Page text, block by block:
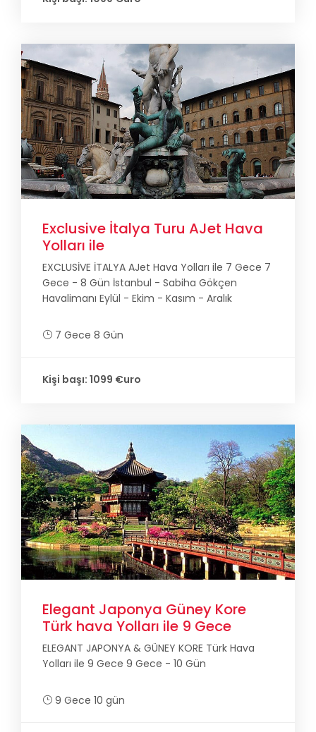
Exclusive İtalya Turu AJet Hava
Yolları ile
EXCLUSİVE İTALYA AJet Hava Yolları ile 7 Gece 7
Gece - 8 Gün İstanbul - Sabiha Gökçen
Havalimanı Eylül - Ekim - Kasım - Aralık
7 Gece 8 Gün
Kişi başı: 1099 €uro
Elegant Japonya Güney Kore
Türk hava Yolları ile 9 Gece
ELEGANT JAPONYA & GÜNEY KORE Türk Hava
Yolları ile 9 Gece 9 Gece - 10 Gün
9 Gece 10 gün